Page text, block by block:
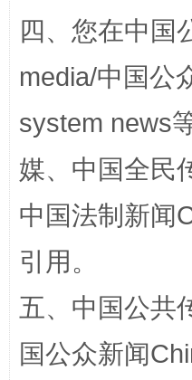
完善运行机制助力责
四、您在中国
media/中国公
system news
媒、中国全民
中国法制新闻
引用。
五、中国公共
国公众新闻